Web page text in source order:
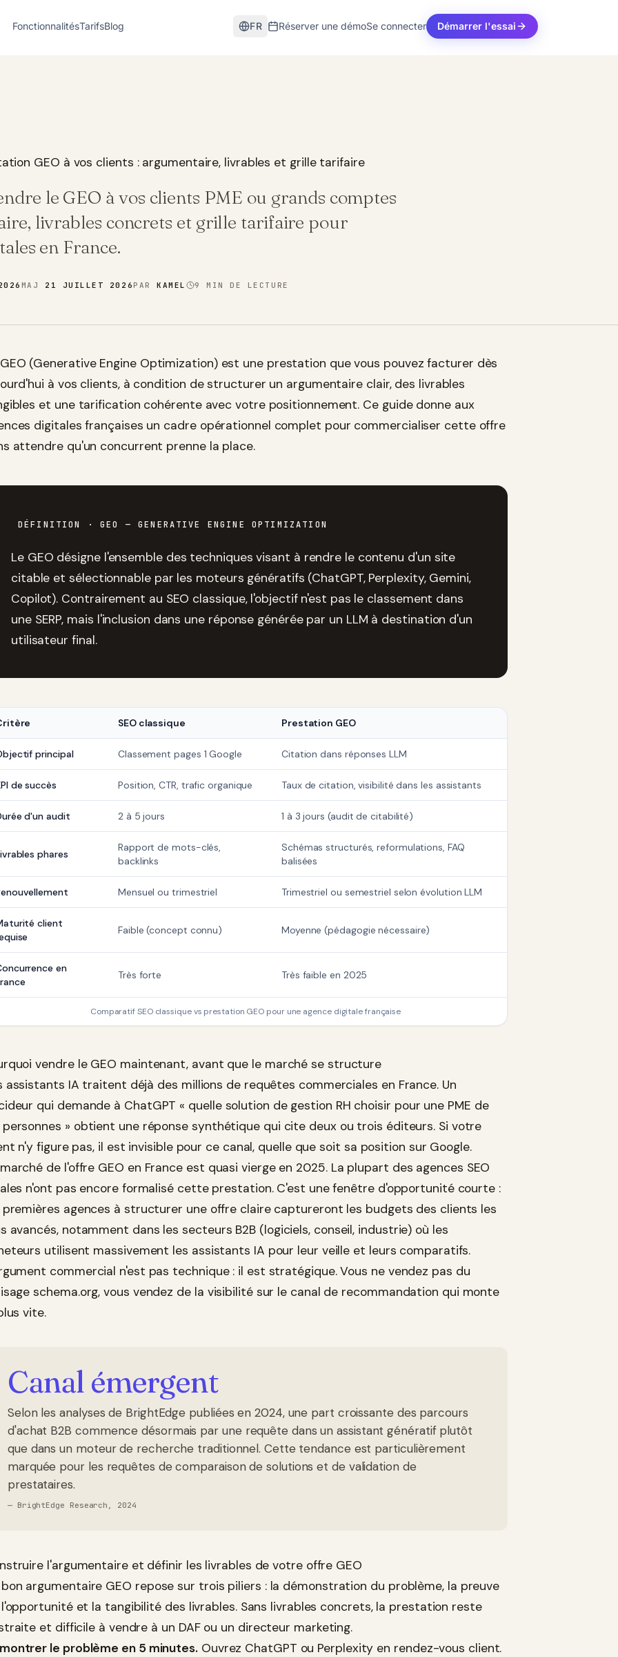
FonctionnalitésTarifsBlog FR Réserver une démoSe connecter Démarrer l'essai
GEO à vos clients : argumentaire, livrables et grille tarifaire
le GEO à vos clients PME ou grands comptes
livrables concrets et grille tarifaire pour
en France.
MAJ 21 JUILLET 2026 PAR KAMEL 9 MIN DE LECTURE
(Generative Engine Optimization) est une prestation que vous pouvez facturer dès
à vos clients, à condition de structurer un argumentaire clair, des livrables
et une tarification cohérente avec votre positionnement. Ce guide donne aux
digitales françaises un cadre opérationnel complet pour commercialiser cette offre
attendre qu'un concurrent prenne la place.
DÉFINITION · GEO — GENERATIVE ENGINE OPTIMIZATION
Le GEO désigne l'ensemble des techniques visant à rendre le contenu d'un site
citable et sélectionnable par les moteurs génératifs (ChatGPT, Perplexity, Gemini,
Copilot). Contrairement au SEO classique, l'objectif n'est pas le classement dans
une SERP, mais l'inclusion dans une réponse générée par un LLM à destination d'un
utilisateur final.
SEO classique Prestation GEO
principal Classement pages 1 Google Citation dans réponses LLM
de succès Position, CTR, trafic organique Taux de citation, visibilité dans les assistants
d'un audit 2 à 5 jours 1 à 3 jours (audit de citabilité)
phares
Rapport de mots-clés,
backlinks
Schémas structurés, reformulations, FAQ
balisées
Mensuel ou trimestriel Trimestriel ou semestriel selon évolution LLM
client
Faible (concept connu) Moyenne (pédagogie nécessaire)
en
Très forte Très faible en 2025
Comparatif SEO classique vs prestation GEO pour une agence digitale française
vendre le GEO maintenant, avant que le marché se structure
assistants IA traitent déjà des millions de requêtes commerciales en France. Un
qui demande à ChatGPT « quelle solution de gestion RH choisir pour une PME de
» obtient une réponse synthétique qui cite deux ou trois éditeurs. Si votre
n'y figure pas, il est invisible pour ce canal, quelle que soit sa position sur Google.
de l'offre GEO en France est quasi vierge en 2025. La plupart des agences SEO
n'ont pas encore formalisé cette prestation. C'est une fenêtre d'opportunité courte :
premières agences à structurer une offre claire captureront les budgets des clients les
avancés, notamment dans les secteurs B2B (logiciels, conseil, industrie) où les
utilisent massivement les assistants IA pour leur veille et leurs comparatifs.
commercial n'est pas technique : il est stratégique. Vous ne vendez pas du
schema.org, vous vendez de la visibilité sur le canal de recommandation qui monte
vite.
Canal émergent
Selon les analyses de BrightEdge publiées en 2024, une part croissante des parcours
d'achat B2B commence désormais par une requête dans un assistant génératif plutôt
que dans un moteur de recherche traditionnel. Cette tendance est particulièrement
marquée pour les requêtes de comparaison de solutions et de validation de
prestataires.
— BrightEdge Research, 2024
l'argumentaire et définir les livrables de votre offre GEO
bon argumentaire GEO repose sur trois piliers : la démonstration du problème, la preuve
et la tangibilité des livrables. Sans livrables concrets, la prestation reste
et difficile à vendre à un DAF ou un directeur marketing.
le problème en 5 minutes.Ouvrez ChatGPT ou Perplexity en rendez-vous client.